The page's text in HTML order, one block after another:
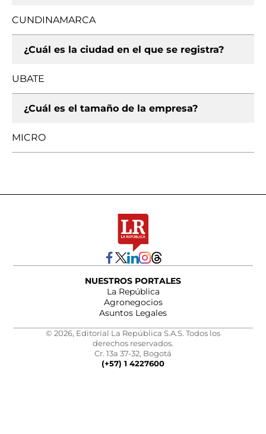
CUNDINAMARCA
¿Cuál es la ciudad en el que se registra?
UBATE
¿Cuál es el tamaño de la empresa?
MICRO
NUESTROS PORTALES
La República
Agronegocios
Asuntos Legales
© 2026, Editorial La República S.A.S. Todos los
derechos reservados.
Cr. 13a 37-32, Bogotá
(+57) 1 4227600